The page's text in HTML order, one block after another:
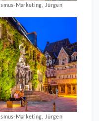
Marketing, Jürgen
Marketing, Jürgen